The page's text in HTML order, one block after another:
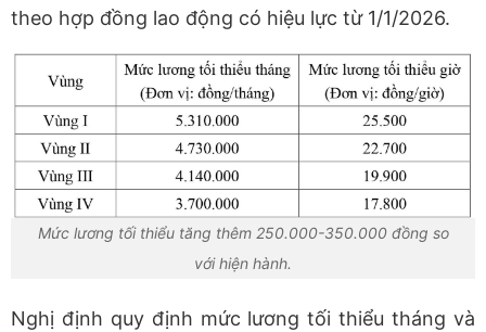
theo hợp đồng lao động có hiệu lực từ 1/1/2026.
Mức lương tối thiểu tăng thêm 250.000-350.000 đồng so
với hiện hành.
Nghị định quy định mức lương tối thiểu tháng và